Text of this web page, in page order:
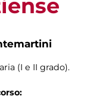
(I e II grado).